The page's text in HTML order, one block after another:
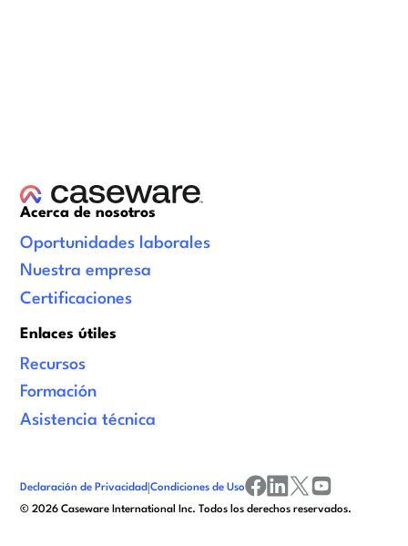
Acerca de nosotros
Oportunidades laborales
Nuestra empresa
Certificaciones
Enlaces útiles
Recursos
Formación
Asistencia técnica
©2026 Caseware International Inc. Todos los derechos reservados.
Declaración de Privacidad |Condiciones de Uso
facebook
linkedinx/twitter
youtube